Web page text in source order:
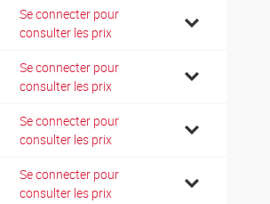
Se connecter pour
consulter les prix
Se connecter pour
consulter les prix
Se connecter pour
consulter les prix
Se connecter pour
consulter les prix